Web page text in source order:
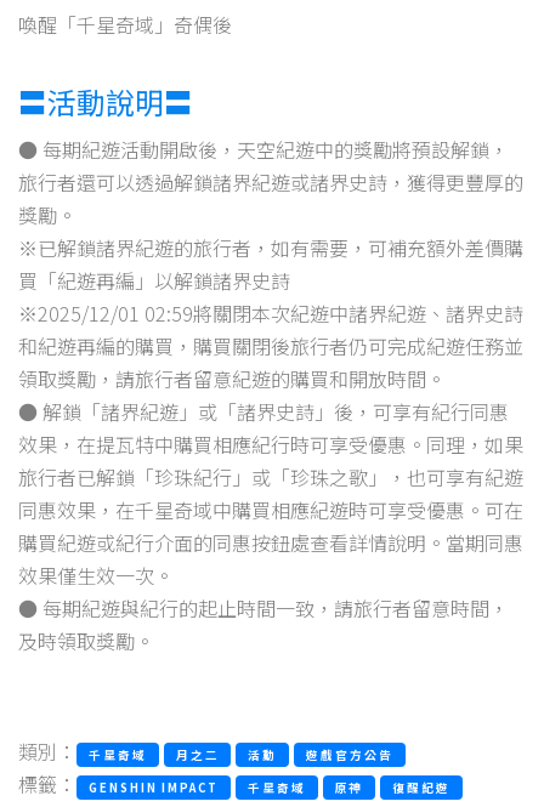
喚醒「千星奇域」奇偶後
〓活動說明〓
● 每期紀遊活動開啟後，天空紀遊中的獎勵將預設解鎖，
旅行者還可以透過解鎖諸界紀遊或諸界史詩，獲得更豐厚的
獎勵。
※已解鎖諸界紀遊的旅行者，如有需要，可補充額外差價購
買「紀遊再編」以解鎖諸界史詩
※2025/12/01 02:59將關閉本次紀遊中諸界紀遊、諸界史詩
和紀遊再編的購買，購買關閉後旅行者仍可完成紀遊任務並
領取獎勵，請旅行者留意紀遊的購買和開放時間。
● 解鎖「諸界紀遊」或「諸界史詩」後，可享有紀行同惠
效果，在提瓦特中購買相應紀行時可享受優惠。同理，如果
旅行者已解鎖「珍珠紀行」或「珍珠之歌」，也可享有紀遊
同惠效果，在千星奇域中購買相應紀遊時可享受優惠。可在
購買紀遊或紀行介面的同惠按鈕處查看詳情說明。當期同惠
效果僅生效一次。
● 每期紀遊與紀行的起止時間一致，請旅行者留意時間，
及時領取獎勵。
類別： 千星奇域 月之二 活動 遊戲官方公告
標籤： GENSHIN IMPACT 千星奇域 原神
復醒紀遊